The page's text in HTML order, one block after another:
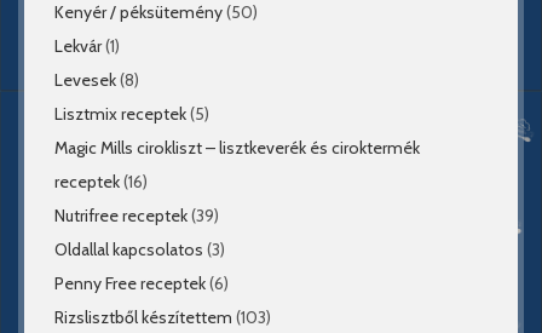
Kenyér / péksütemény(50)
Lekvár(1)
Levesek(8)
Lisztmix receptek(5)
Magic Mills cirokliszt – lisztkeverék és ciroktermék
receptek(16)
Nutrifree receptek(39)
Oldallal kapcsolatos (3)
Penny Free receptek(6)
Rizslisztből készítettem (103)